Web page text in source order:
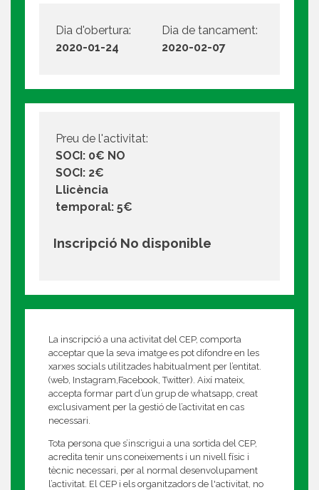
Dia d'obertura:
2020-01-24
Dia de tancament:
2020-02-07
Preu de l'activitat:
SOCI: 0€ NO
SOCI: 2€
Llicència
temporal: 5€
Inscripció No disponible
La inscripció a una activitat del CEP, comporta
acceptar que la seva imatge es pot difondre en les
xarxes socials utilitzades habitualment per l’entitat.
(web, Instagram,Facebook, Twitter). Així mateix,
accepta formar part d’un grup de whatsapp, creat
exclusivament per la gestió de l’activitat en cas
necessari.
Tota persona que s’inscrigui a una sortida del CEP,
acredita tenir uns coneixements i un nivell físic i
tècnic necessari, per al normal desenvolupament
l’activitat. El CEP i els organitzadors de l'activitat, no